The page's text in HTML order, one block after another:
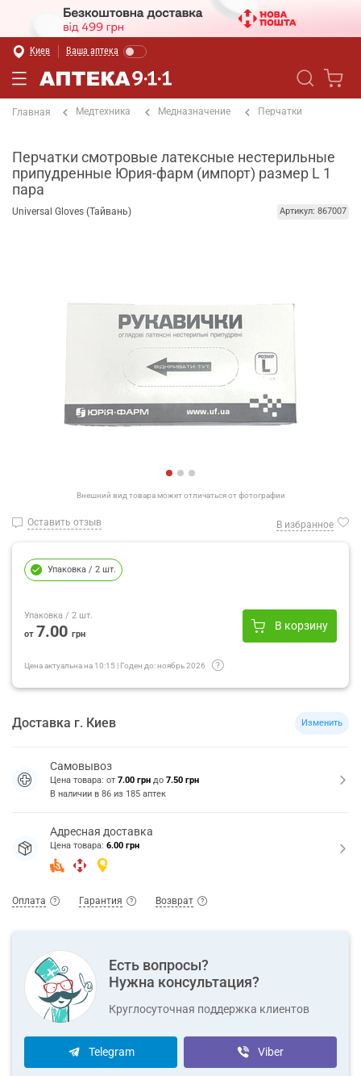
Киев Ваша аптека
Главная Медтехника Медназначение Перчатки
Перчатки смотровые латексные нестерильные
припудренные Юрия-фарм (импорт) размер L 1
пара
Universal Gloves (Тайвань) Артикул: 867007
Внешний вид товара может отличаться от фотографии
Оставить отзыв В избранное
Упаковка / 2 шт.
Упаковка / 2 шт.
от 7.00 грн
В корзину
Цена актуальна на 10:15 | Годен до:ноябрь 2026
Доставка г. Киев Изменить
Самовывоз
Цена товара: от 7.00 грн до 7.50 грн
В наличии в 86 из 185 аптек
Адресная доставка
Цена товара: 6.00 грн
Оплата Гарантия Возврат
Есть вопросы?
Нужна консультация?
Круглосуточная поддержка клиентов
Telegram Viber